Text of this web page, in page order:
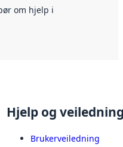
om hjelp i
Hjelp og
Brukerveiledning